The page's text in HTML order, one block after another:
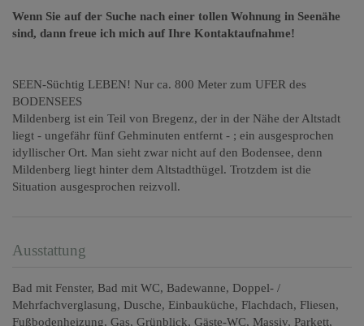
Wenn Sie auf der Suche nach einer tollen Wohnung in Seenähe
sind, dann freue ich mich auf Ihre Kontaktaufnahme!
SEEN-Süchtig LEBEN! Nur ca. 800 Meter zum UFER des
BODENSEES
Mildenberg ist ein Teil von Bregenz, der in der Nähe der Altstadt
liegt - ungefähr fünf Gehminuten entfernt - ; ein ausgesprochen
idyllischer Ort. Man sieht zwar nicht auf den Bodensee, denn
Mildenberg liegt hinter dem Altstadthügel. Trotzdem ist die
Situation ausgesprochen reizvoll.
Ausstattung
Bad mit Fenster Bad mit WC Badewanne
Doppel- /
Mehrfachverglasung
Dusche Einbauküche Flachdach
Fliesen
Fußbodenheizung Gas Grünblick Gäste-WC Massiv Parkett